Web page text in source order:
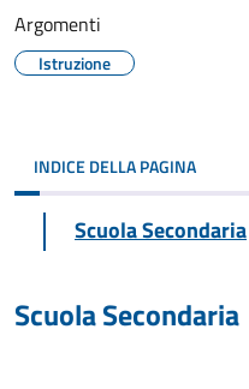
Argomenti
Istruzione
INDICE DELLA PAGINA
Scuola Secondaria
Scuola Secondaria